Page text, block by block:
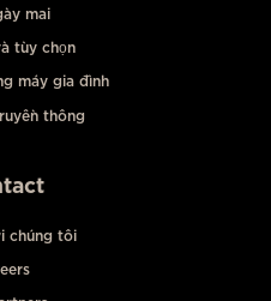
mai
tùy chọn
máy gia đình
thông
chúng tôi